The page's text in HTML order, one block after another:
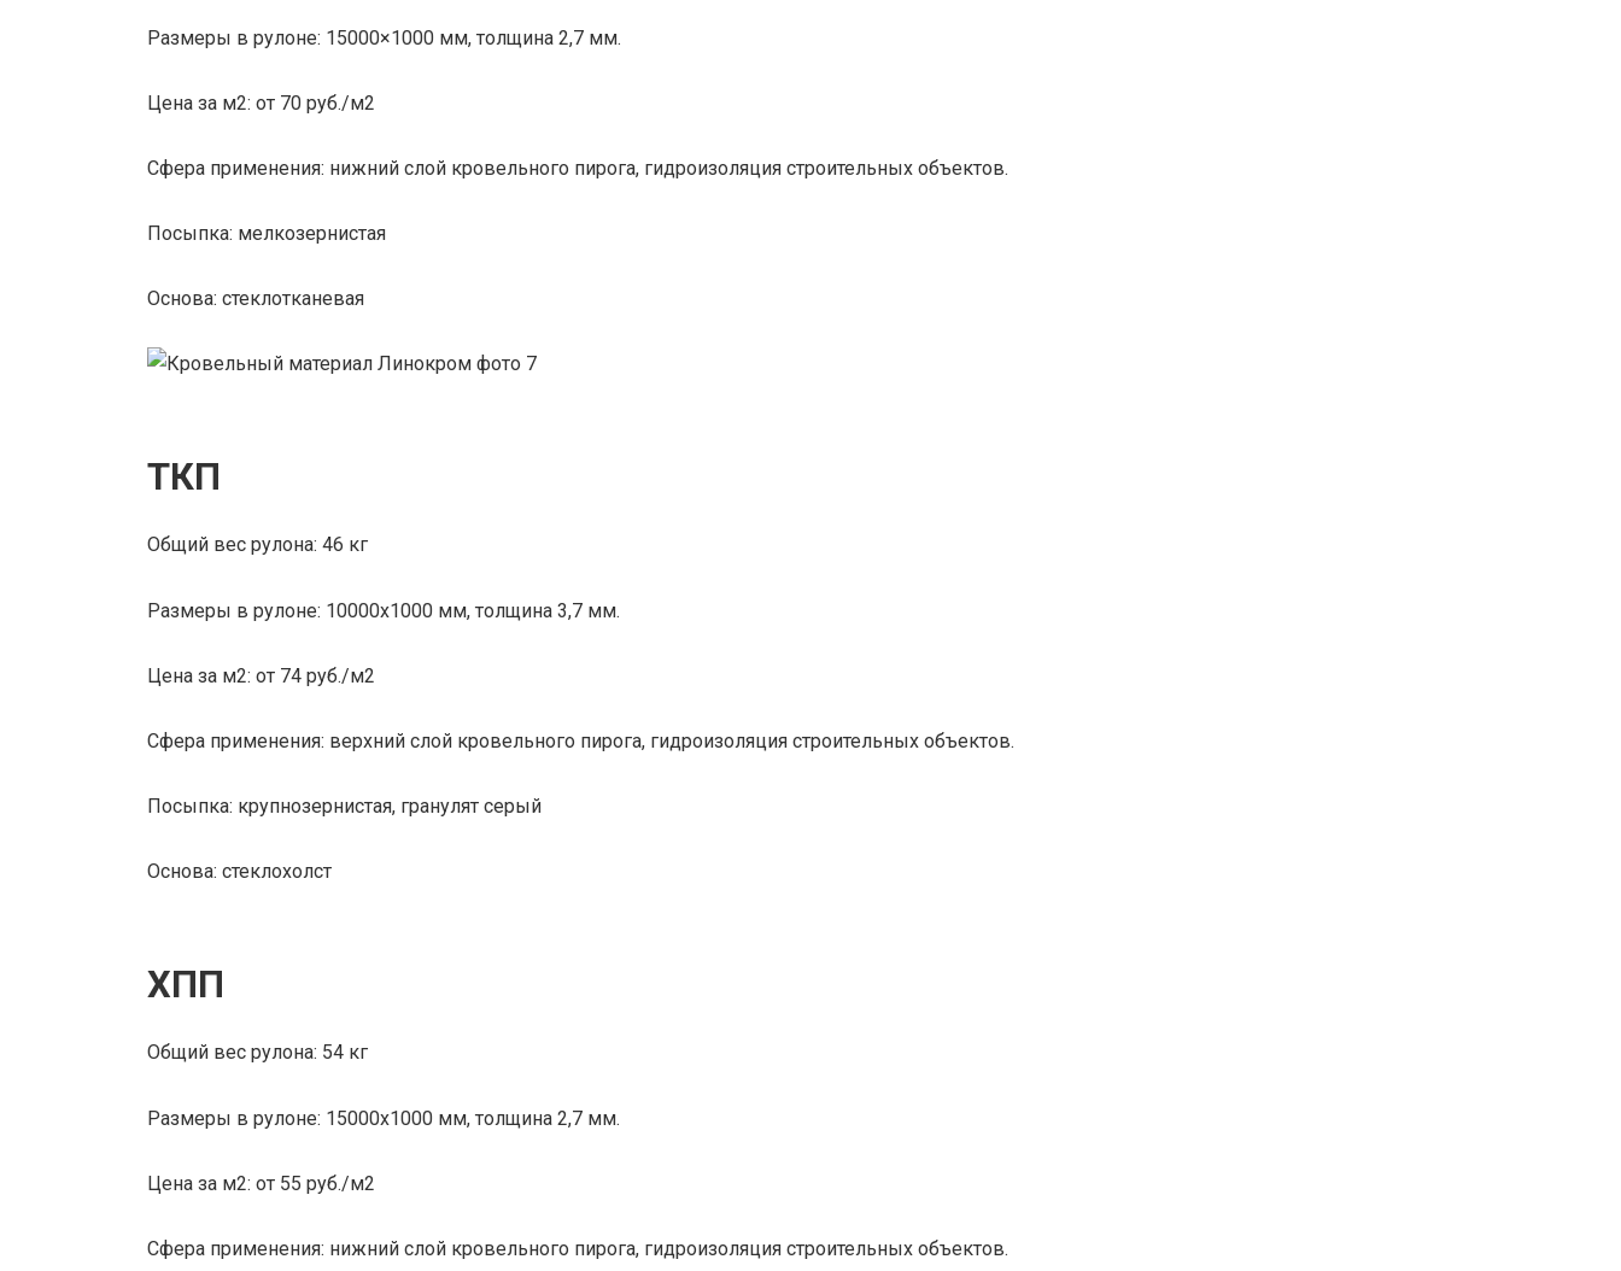
Размеры в рулоне: 15000×1000 мм, толщина 2,7 мм.
Цена за м2: от 70 руб./м2
Сфера применения: нижний слой кровельного пирога, гидроизоляция строительных объектов.
Посыпка: мелкозернистая
Основа: стеклотканевая
ТКП
Общий вес рулона: 46 кг
Размеры в рулоне: 10000х1000 мм, толщина 3,7 мм.
Цена за м2: от 74 руб./м2
Сфера применения: верхний слой кровельного пирога, гидроизоляция строительных объектов.
Посыпка: крупнозернистая, гранулят серый
Основа: стеклохолст
ХПП
Общий вес рулона: 54 кг
Размеры в рулоне: 15000х1000 мм, толщина 2,7 мм.
Цена за м2: от 55 руб./м2
Сфера применения: нижний слой кровельного пирога, гидроизоляция строительных объектов.